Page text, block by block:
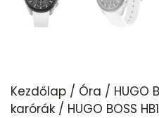
Kezdőlap / Óra / HUGO
karórák / HUGO BOSS